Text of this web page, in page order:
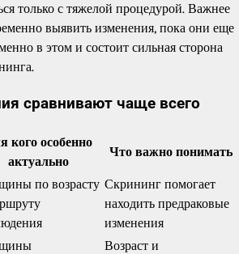
только с тяжелой процедурой. Важнее
выявить изменения, пока они еще
в этом и состоит сильная сторона
сравнивают чаще всего
кого особенно
актуально
Что важно понимать
по возрасту Скрининг помогает
находить предраковые
изменения
Возраст и